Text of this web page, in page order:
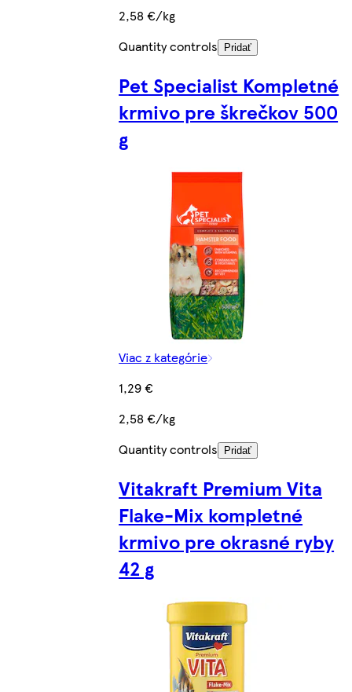
2,58 €/kg
Quantity controls
Pridať
Pet Specialist Kompletné
krmivo pre škrečkov 500
g
Viac z kategórie
1,29 €
2,58 €/kg
Quantity controls Pridať
Vitakraft Premium Vita
Flake-Mix kompletné
krmivo pre okrasné ryby
42 g